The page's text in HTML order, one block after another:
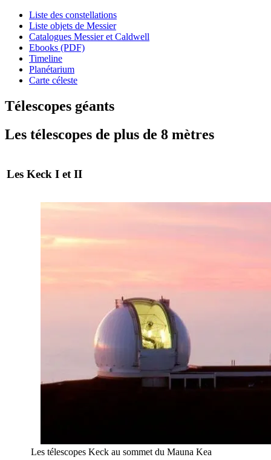
Liste des constellations
Liste objets de Messier
Catalogues Messier et Caldwell
Ebooks (PDF)
Timeline
Planétarium
Carte céleste
Télescopes géants
Les télescopes de plus de 8 mètres
Les Keck I et II
Les télescopes Keck au sommet du Mauna Kea